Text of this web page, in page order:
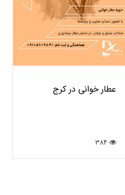
عطار خوانی در کرج